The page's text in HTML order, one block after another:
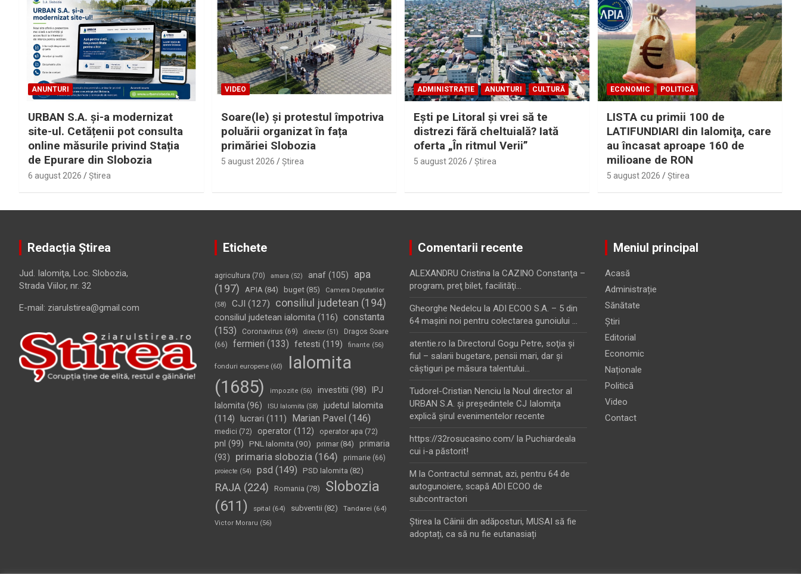
ANUNTURI
URBAN S.A. și-a modernizat
site-ul. Cetățenii pot consulta
online măsurile privind Stația
de Epurare din Slobozia
6 august 2026 Ştirea
VIDEO
Soare(le) și protestul împotriva
poluării organizat în fața
primăriei Slobozia
5 august 2026 Ştirea
ADMINISTRAȚIE ANUNTURI CULTURĂ
Eşti pe Litoral şi vrei să te
distrezi fără cheltuială? Iată
oferta „În ritmul Verii”
5 august 2026 Ştirea
ECONOMIC POLITICĂ
LISTA cu primii 100 de
LATIFUNDIARI din Ialomiţa, care
au încasat aproape 160 de
milioane de RON
5 august 2026 Ştirea
Redacția Știrea
Jud. Ialomiţa, Loc. Slobozia,
Strada Viilor, nr. 32
E-mail: ziarulstirea@gmail.com
Etichete
agricultura (70) amara (52) anaf(105)
apa
(197)
APIA(84) buget(85)
Camera Deputatilor
(58)
CJI (127) consiliul judetean (194)
consiliul judetean ialomita(116) constanta
(153)
Coronavirus (69) director(51)
Dragos Soare
(66)
fermieri (133) fetesti (119) finante (56)
fonduri europene(60)
Ialomita
(1685)
impozite (56) investitii (98)
IPJ
Ialomita (96) ISU Ialomita (58)
judetul Ialomita
(114) lucrari (111) Marian Pavel (146)
medici (72) operator(112) operator apa (72)
pnl (99) PNL Ialomita (90) primar(84)
primaria
(93)
primaria slobozia(164) primarie(66)
proiecte (54) psd (149) PSD Ialomita (82)
RAJA(224) Romania (78)
Slobozia
(611)
spital (64) subventii (82) Tandarei (64)
Victor Moraru (56)
Comentarii recente
ALEXANDRU Cristina la CAZINO Constanţa –
program, preţ bilet, facilităţi…
Gheorghe Nedelcu la ADI ECOO S.A. – 5 din
64 maşini noi pentru colectarea gunoiului …
atentie.ro la Directorul Gogu Petre, soţia şi
fiul – salarii bugetare, pensii mari, dar şi
câştiguri pe măsura talentului…
Tudorel-Cristian Nenciu la Noul director al
URBAN S.A. şi preşedintele CJ Ialomiţa
explică şirul evenimentelor recente
https://32rosucasino.com/ la Puchiardeala
cui i-a păstorit!
M la Contractul semnat, azi, pentru 64 de
autogunoiere, scapă ADI ECOO de
subcontractori
Ştirea la Câinii din adăposturi, MUSAI să fie
adoptați, ca să nu fie eutanasiați
Meniul principal
Acasă
Administrație
Sănătate
Știri
Editorial
Economic
Naționale
Politică
Video
Contact